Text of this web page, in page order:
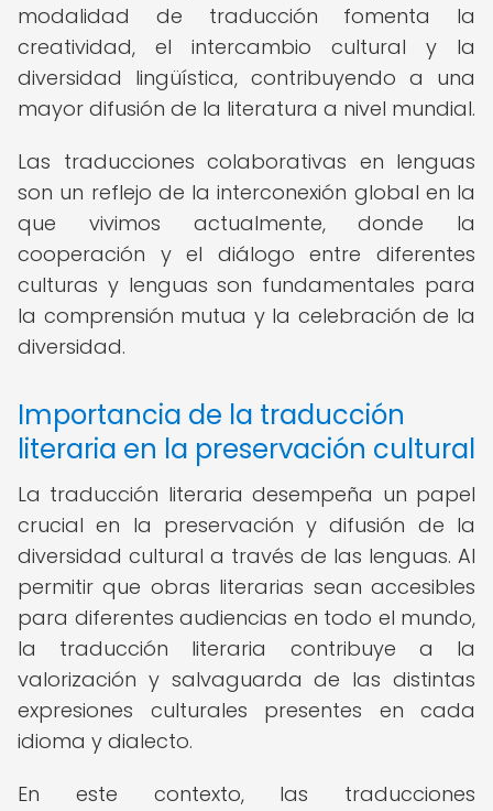
modalidad de traducción fomenta la
creatividad, el intercambio cultural y la
diversidad lingüística, contribuyendo a una
mayor difusión de la literatura a nivel mundial.
Las traducciones colaborativas en lenguas
son un reflejo de la interconexión global en la
que vivimos actualmente, donde la
cooperación y el diálogo entre diferentes
culturas y lenguas son fundamentales para
la comprensión mutua y la celebración de la
diversidad.
Importancia de la traducción
literaria en la preservación cultural
La traducción literaria desempeña un papel
crucial en la preservación y difusión de la
diversidad cultural a través de las lenguas. Al
permitir que obras literarias sean accesibles
para diferentes audiencias en todo el mundo,
la traducción literaria contribuye a la
valorización y salvaguarda de las distintas
expresiones culturales presentes en cada
idioma y dialecto.
En este contexto, las traducciones